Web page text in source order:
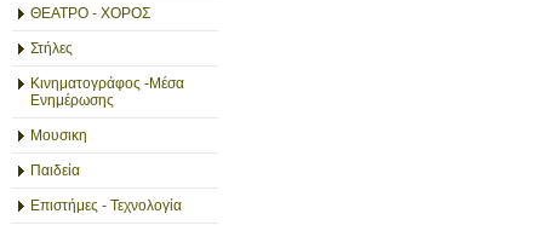
ΘΕΑΤΡΟ - ΧΟΡΟΣ
Στήλες
Κινηματογράφος -Μέσα
Ενημέρωσης
Μουσικη
Παιδεία
Επιστήμες - Τεχνολογία